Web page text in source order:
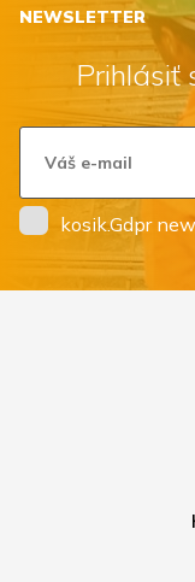
NEWSLETTER
Prihlásiť
kosik.Gdpr